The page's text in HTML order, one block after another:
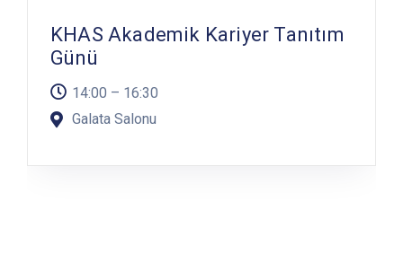
KHAS Akademik Kariyer Tanıtım
Günü
14:00 – 16:30
Galata Salonu